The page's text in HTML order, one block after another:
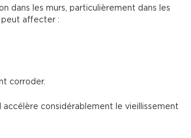
dans les murs, particulièrement dans les
affecter :
corroder.
accélère considérablement le vieillissement